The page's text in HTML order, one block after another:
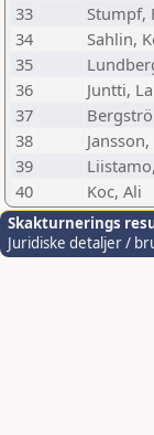
33
Stumpf,
34
Sahlin,
35
36
Juntti,
37
38
39
40
Koc, Ali
Skakturnerings
Juridiske detaljer /